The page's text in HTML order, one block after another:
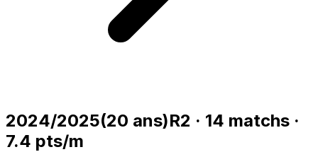
2024/2025(20 ans)R2 · 14 matchs ·
7.4 pts/m